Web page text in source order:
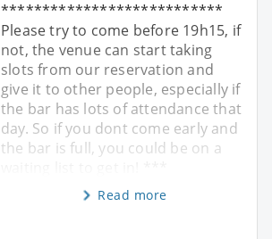
***************************
Please try to come before 19h15, if
not, the venue can start taking
slots from our reservation and
give it to other people, especially if
the bar has lots of attendance that
day. So if you dont come early and
the bar is full, you could be on a
Read more